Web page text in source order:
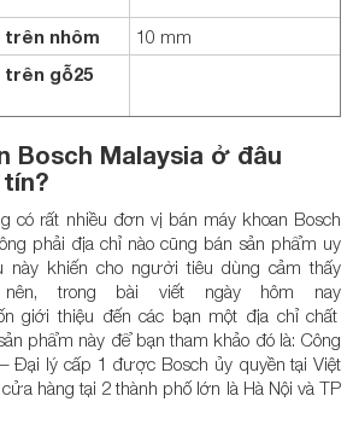
nhôm
10 mm
gỗ25
Bosch Malaysia ở đâu
có rất nhiều đơn vị bán máy khoan Bosch
phải địa chỉ nào cũng bán sản phẩm uy
này khiến cho người tiêu dùng cảm thấy
nên, trong bài viết ngày hôm nay
giới thiệu đến các bạn một địa chỉ chất
phẩm này để bạn tham khảo đó là: Công
Đại lý cấp 1 được Bosch ủy quyền tại Việt
hàng tại 2 thành phố lớn là Hà Nội và TP